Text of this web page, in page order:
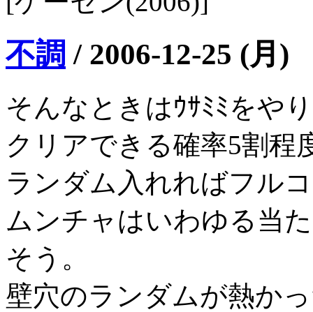
不調 / 2006-12-25 (月)
そんなときはｳｻﾐﾐをや
クリアできる確率5割程
ランダム入れればフル
ムンチャはいわゆる当
そう。
壁穴のランダムが熱か